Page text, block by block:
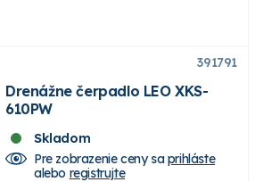
391791
Drenážne čerpadlo LEO XKS-
610PW
Skladom
Pre zobrazenie ceny saprihláste
alebo registrujte